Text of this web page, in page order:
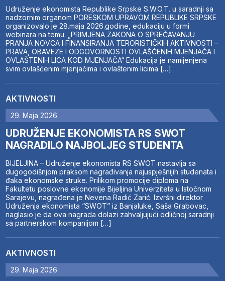
Udruženje ekonomista Republike Srpske S.W.O.T. u saradnji sa
nadzornim organom PORESKOM UPRAVOM REPUBLIKE SRPSKE
organizovalo je 28.maja 2026.godine, edukaciju u formi
webinara na temu: „PRIMJENA ZAKONA O SPREČAVANJU
PRANJA NOVCA I FINANSIRANJA TERORISTIČKIH AKTIVNOSTI –
PRAVA, OBAVEZE I ODGOVORNOSTI OVLAŠĆENIH MJENJAČA I
OVLAŠTENIH LICA KOD MJENJAČA“ Edukacija je namijenjena
svim ovlašćenim mjenjačima i ovlaštenim licima […]
AKTIVNOSTI
29. Maja 2026.
UDRUŽENJE EKONOMISTA RS SWOT
NAGRADILO NAJBOLJEG STUDENTA
BIJELJINA – Udruženje ekonomista RS SWOT nastavlja sa
dugogodišnjom praksom nagrađivanja najuspješnijih studenata i
đaka ekonomske struke. Prilikom promocije diploma na
Fakultetu poslovne ekonomije Bijeljina Univerziteta u Istočnom
Sarajevu, nagrađena je Nevena Radić Zarić. Izvršni direktor
Udruženja ekonomista “SWOT” iz Banjaluke, Saša Grabovac,
naglasio je da ova nagrada dolazi zahvaljujući odličnoj saradnji
sa partnerskom kompanijom […]
AKTIVNOSTI
29. Maja 2026.